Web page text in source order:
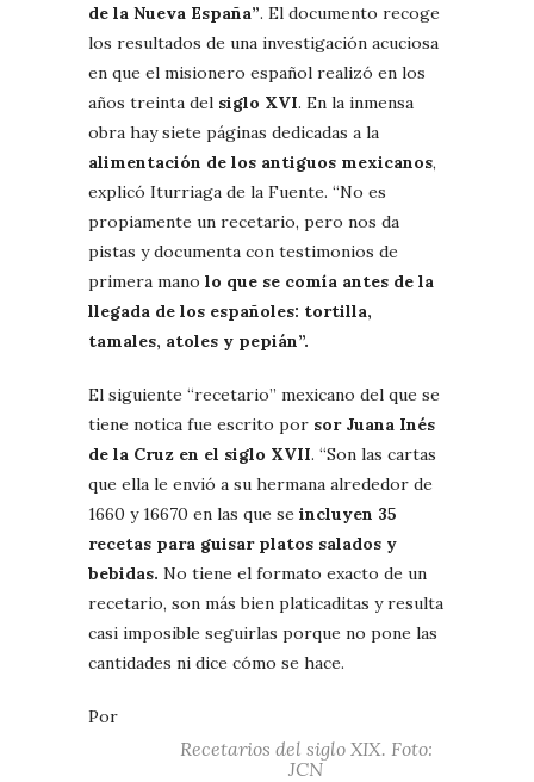
de la Nueva España”. El documento recoge
los resultados de una investigación acuciosa
en que el misionero español realizó en los
años treinta del siglo XVI. En la inmensa
obra hay siete páginas dedicadas a la
alimentación de los antiguos mexicanos,
explicó Iturriaga de la Fuente. “No es
propiamente un recetario, pero nos da
pistas y documenta con testimonios de
primera mano lo que se comía antes de la
llegada de los españoles: tortilla,
tamales, atoles y pepián”.
El siguiente “recetario” mexicano del que se
tiene notica fue escrito por sor Juana Inés
de la Cruz en el siglo XVII. “Son las cartas
que ella le envió a su hermana alrededor de
1660 y 16670 en las que se incluyen 35
recetas para guisar platos salados y
bebidas. No tiene el formato exacto de un
recetario, son más bien platicaditas y resulta
casi imposible seguirlas porque no pone las
cantidades ni dice cómo se hace.
Recetarios del siglo XIX. Foto:
JCN
Por